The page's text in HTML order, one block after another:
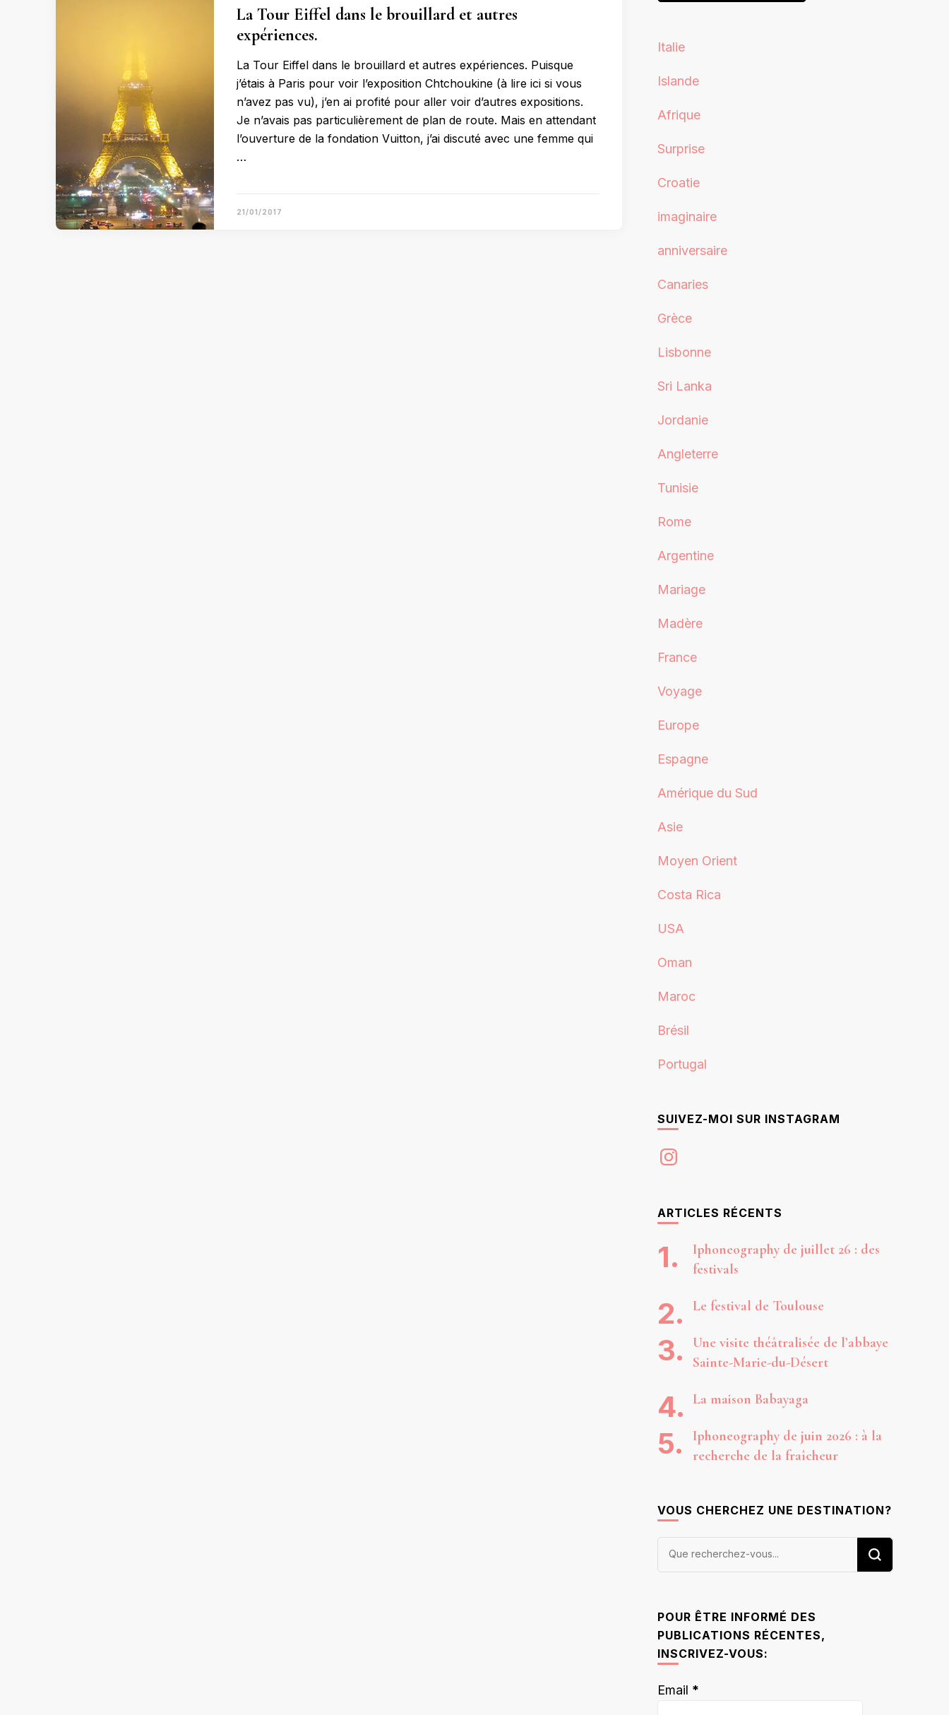
La Tour Eiffel dans le brouillard et autres
expériences.
La Tour Eiffel dans le brouillard et autres expériences. Puisque
j’étais à Paris pour voir l’exposition Chtchoukine (à lire ici si vous
n’avez pas vu), j’en ai profité pour aller voir d’autres expositions.
Je n’avais pas particulièrement de plan de route. Mais en attendant
l’ouverture de la fondation Vuitton, j’ai discuté avec une femme qui
…
21/01/2017
Italie
Islande
Afrique
Surprise
Croatie
imaginaire
anniversaire
Canaries
Grèce
Lisbonne
Sri Lanka
Jordanie
Angleterre
Tunisie
Rome
Argentine
Mariage
Madère
France
Voyage
Europe
Espagne
Amérique du Sud
Asie
Moyen Orient
Costa Rica
USA
Oman
Maroc
Brésil
Portugal
SUIVEZ-MOI SUR INSTAGRAM
Instagram
ARTICLES RÉCENTS
Iphoneography de juillet 26 : des
festivals
Le festival de Toulouse
Une visite théâtralisée de l’abbaye
Sainte-Marie-du-Désert
La maison Babayaga
Iphoneography de juin 2026 : à la
recherche de la fraîcheur
VOUS CHERCHEZ UNE DESTINATION?
Vous
POUR ÊTRE INFORMÉ DES
PUBLICATIONS RÉCENTES,
INSCRIVEZ-VOUS:
Email *